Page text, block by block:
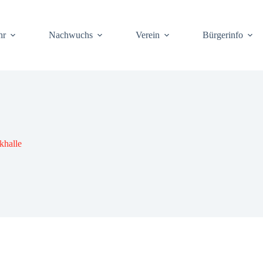
Nach­wuchs Ver­ein Bür­ger­info